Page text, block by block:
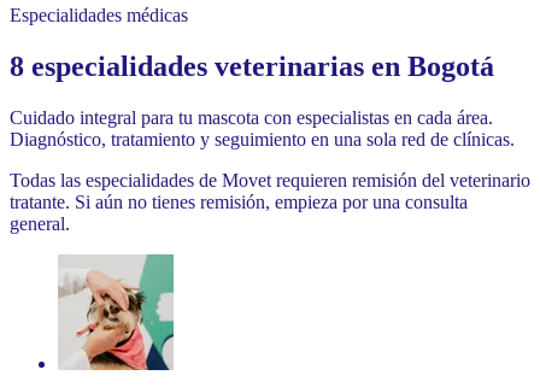
Especialidades médicas
8 especialidades veterinarias en Bogotá
Cuidado integral para tu mascota con especialistas en cada área.
Diagnóstico, tratamiento y seguimiento en una sola red de clínicas.
Todas las especialidades de Movet requieren remisión del veterinario
tratante. Si aún no tienes remisión, empieza por una consulta
general.